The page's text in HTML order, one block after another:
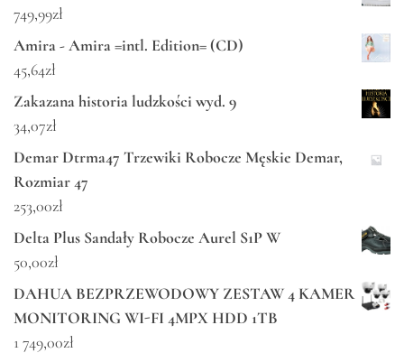
749,99zł
Amira - Amira =intl. Edition= (CD)
45,64zł
Zakazana historia ludzkości wyd. 9
34,07zł
Demar Dtrma47 Trzewiki Robocze Męskie Demar,
Rozmiar 47
253,00zł
Delta Plus Sandały Robocze Aurel S1P W
50,00zł
DAHUA BEZPRZEWODOWY ZESTAW 4 KAMER
MONITORING WI-FI 4MPX HDD 1TB
1 749,00zł